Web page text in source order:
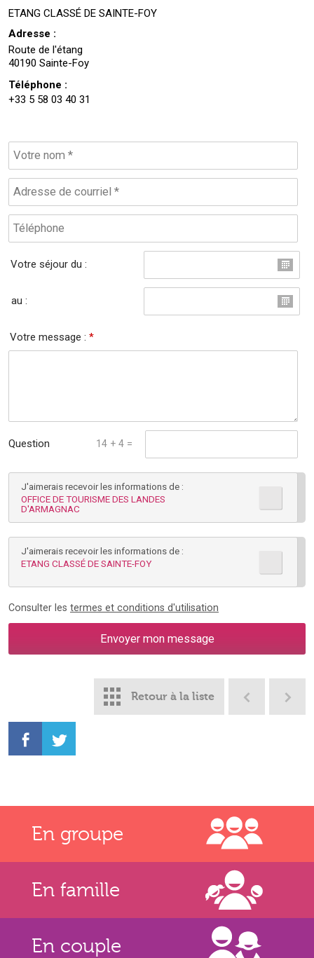
ETANG CLASSÉ DE SAINTE-FOY
Adresse :
Route de l'étang
40190 Sainte-Foy
Téléphone :
+33 5 58 03 40 31
Votre séjour du :
au :
Votre message :*
Question
mathématique :
14 + 4 =
J'aimerais recevoir les informations de :
OFFICE DE TOURISME DES LANDES
D'ARMAGNAC
J'aimerais recevoir les informations de :
ETANG CLASSÉ DE SAINTE-FOY
Consulter les termes et conditions d'utilisation
Retour à la liste
En groupe
En famille
En couple